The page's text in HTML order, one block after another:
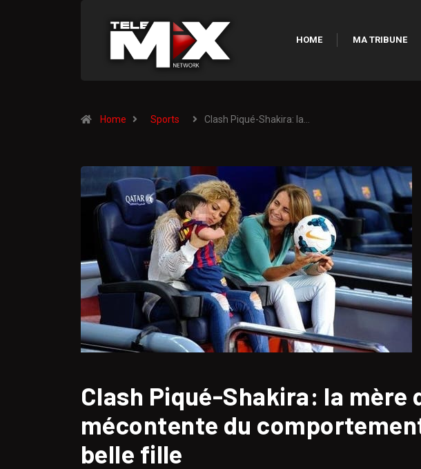
HOME MA TRIBUNE
Home Sports Clash Piqué-Shakira: la…
Clash Piqué-Shakira: la mère
mécontente du
belle fille